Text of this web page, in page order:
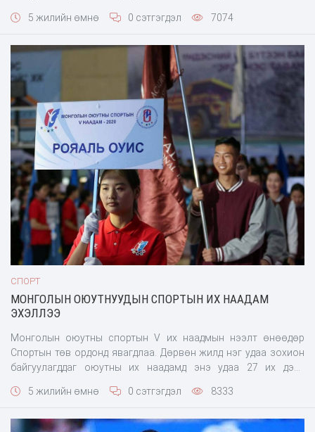
хурлын товыг тогтож чадахгүй байсан юм. Энэ удаад Цэцдийн
тогтоож, улс, аймаг, сумын цолтой бөхчүүд, бөхийн зүтгэлтэн,
судлаач, эрдэмтэд, спортын сэтгүүлч нар нээлттэй оролцох
боломжтой аж.
5 жилийн өмнө 0 сэтгэгдэл 7074
СПОРТ
МОНГОЛЫН ОЮУТНУУДЫН СПОРТЫН ИХ НААДАМ
ЭХЭЛЛЭЭ
Монголын оюутны спортын V их наадмын нээлт өнөөдөр
Спортын төв ордонд явагдлаа. Дөрвөн жилд нэг удаа зохион
байгуулагддаг оюутны их наадамд энэ удаа 27 их дээд
дасгалжуулагчид оролцох гэж байна. Наадмын нээлтийн арга
Н.Түвшинбаяр, МҮОХ-ны тэргүүн дэд ерөнхийлөгч Б.Баттүшиг,
5 жилийн өмнө 0 сэтгэгдэл 8333